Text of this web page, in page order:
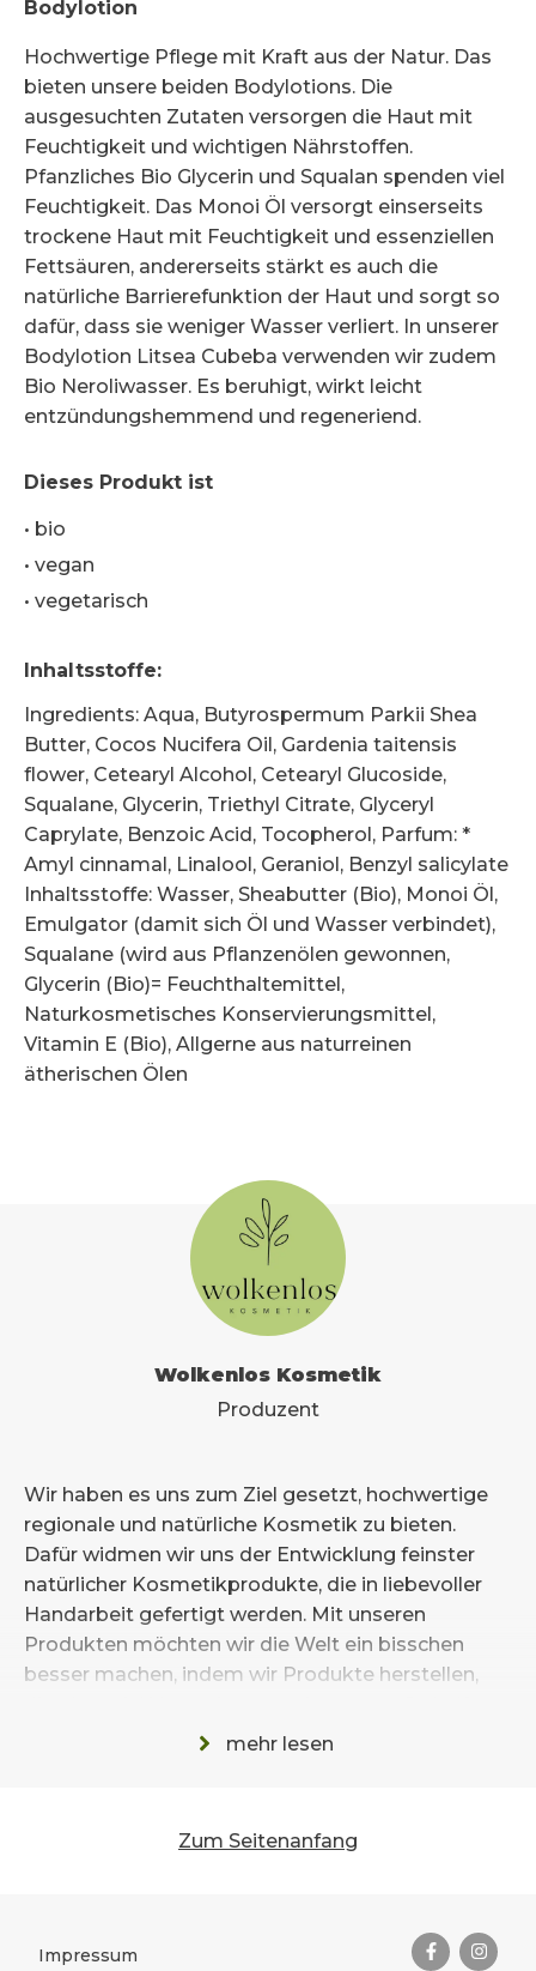
Bodylotion
Hochwertige Pflege mit Kraft aus der Natur. Das
bieten unsere beiden Bodylotions. Die
ausgesuchten Zutaten versorgen die Haut mit
Feuchtigkeit und wichtigen Nährstoffen.
Pfanzliches Bio Glycerin und Squalan spenden viel
Feuchtigkeit. Das Monoi Öl versorgt einserseits
trockene Haut mit Feuchtigkeit und essenziellen
Fettsäuren, andererseits stärkt es auch die
natürliche Barrierefunktion der Haut und sorgt so
dafür, dass sie weniger Wasser verliert. In unserer
Bodylotion Litsea Cubeba verwenden wir zudem
Bio Neroliwasser. Es beruhigt, wirkt leicht
entzündungshemmend und regeneriend.
Dieses Produkt ist
• bio
• vegan
• vegetarisch
Inhaltsstoffe:
Ingredients: Aqua, Butyrospermum Parkii Shea
Butter, Cocos Nucifera Oil, Gardenia taitensis
flower, Cetearyl Alcohol, Cetearyl Glucoside,
Squalane, Glycerin, Triethyl Citrate, Glyceryl
Caprylate, Benzoic Acid, Tocopherol, Parfum: *
Amyl cinnamal, Linalool, Geraniol, Benzyl salicylate
Inhaltsstoffe: Wasser, Sheabutter (Bio), Monoi Öl,
Emulgator (damit sich Öl und Wasser verbindet),
Squalane (wird aus Pflanzenölen gewonnen,
Glycerin (Bio)= Feuchthaltemittel,
Naturkosmetisches Konservierungsmittel,
Vitamin E (Bio), Allgerne aus naturreinen
ätherischen Ölen
Wolkenlos Kosmetik
Produzent
Wir haben es uns zum Ziel gesetzt, hochwertige
regionale und natürliche Kosmetik zu bieten.
Dafür widmen wir uns der Entwicklung feinster
natürlicher Kosmetikprodukte, die in liebevoller
Handarbeit gefertigt werden. Mit unseren
Produkten möchten wir die Welt ein bisschen
besser machen, indem wir Produkte herstellen,
wir Müll zu vermeiden und keine Rückstände in
Regionalität, wann immer es möglich ist. Von der
mehr lesen
Zum Seitenanfang
Rechtliches
Impressum